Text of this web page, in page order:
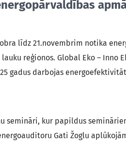
līdz 21.novembrim notika
reģionos. Global Eko –
gadus darbojas
semināri, kur papildus
Gati Žoglu